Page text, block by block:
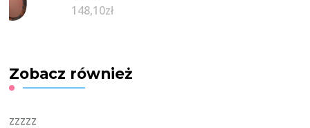
148,10zł
Zobacz również
zzzzz